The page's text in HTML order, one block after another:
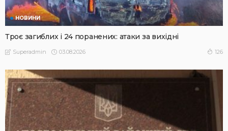
НОВИНИ
Троє загиблих і 24 поранених: атаки за вихідні
Superadmin 03.08.2026 126